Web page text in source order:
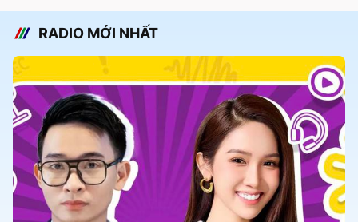
RADIO MỚI NHẤT